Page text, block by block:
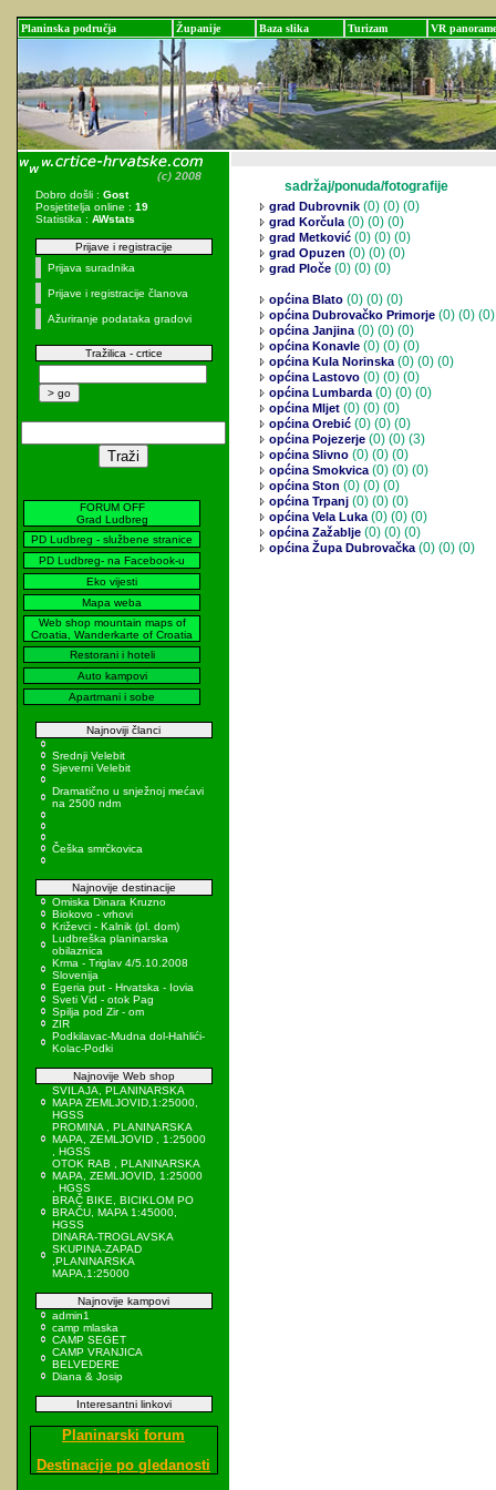
Planinska područja Županije Baza slika Turizam VR panorame
Dobro došli : Gost
Posjetitelja online : 19
Statistika : AWstats
Prijave i registracije
Prijava suradnika
Prijave i registracije članova
Ažuriranje podataka gradovi
Tražilica - crtice
FORUM OFF
Grad Ludbreg
PD Ludbreg - službene stranice
PD Ludbreg- na Facebook-u
Eko vijesti
Mapa weba
Web shop mountain maps of
Croatia, Wanderkarte of Croatia
Restorani i hoteli
Auto kampovi
Apartmani i sobe
Najnoviji članci
Srednji Velebit
Sjeverni Velebit
Dramatično u snježnoj mećavi
na 2500 ndm
Češka smrčkovica
Najnovije destinacije
Omiska Dinara Kruzno
Biokovo - vrhovi
Križevci - Kalnik (pl. dom)
Ludbreška planinarska
obilaznica
Krma - Triglav 4/5.10.2008
Slovenija
Egeria put - Hrvatska - Iovia
Sveti Vid - otok Pag
Spilja pod Zir - om
ZIR
Podkilavac-Mudna dol-Hahlići-
Kolac-Podki
Najnovije Web shop
SVILAJA, PLANINARSKA
MAPA ZEMLJOVID,1:25000,
HGSS
PROMINA , PLANINARSKA
MAPA, ZEMLJOVID , 1:25000
, HGSS
OTOK RAB , PLANINARSKA
MAPA, ZEMLJOVID, 1:25000
, HGSS
BRAČ BIKE, BICIKLOM PO
BRAČU, MAPA 1:45000,
HGSS
DINARA-TROGLAVSKA
SKUPINA-ZAPAD
,PLANINARSKA
MAPA,1:25000
Najnovije kampovi
admin1
camp mlaska
CAMP SEGET
CAMP VRANJICA
BELVEDERE
Diana & Josip
Interesantni linkovi
Planinarski forum
Destinacije po gledanosti
sadržaj/ponuda/fotografije
grad Dubrovnik (0) (0) (0)
grad Korčula(0) (0) (0)
grad Metković (0) (0) (0)
grad Opuzen (0) (0) (0)
grad Ploče (0) (0) (0)
općina Blato (0) (0) (0)
općina Dubrovačko Primorje (0) (0) (0)
općina Janjina(0) (0) (0)
općina Konavle (0) (0) (0)
općina Kula Norinska(0) (0) (0)
općina Lastovo (0) (0) (0)
općina Lumbarda(0) (0) (0)
općina Mljet (0) (0) (0)
općina Orebić (0) (0) (0)
općina Pojezerje (0) (0) (3)
općina Slivno (0) (0) (0)
općina Smokvica(0) (0) (0)
općina Ston (0) (0) (0)
općina Trpanj (0) (0) (0)
općina Vela Luka(0) (0) (0)
općina Zažablje (0) (0) (0)
općina Župa Dubrovačka(0) (0) (0)